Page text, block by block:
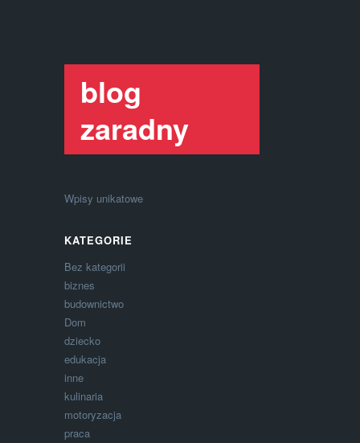
blog
zaradny
Wpisy unikatowe
KATEGORIE
Bez kategorii
biznes
budownictwo
Dom
dziecko
edukacja
inne
kulinaria
motoryzacja
praca